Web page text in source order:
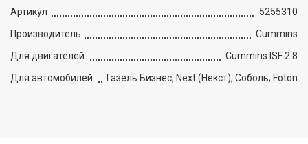
Артикул
5255310
Производитель
Cummins
Для двигателей
Cummins ISF 2.8
Для автомобилей
Газель Бизнес, Next (Некст), Соболь; Foton